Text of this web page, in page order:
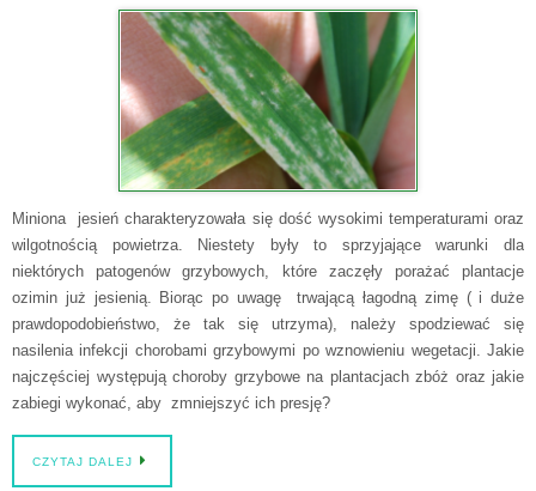
Miniona jesień charakteryzowała się dość wysokimi temperaturami oraz
wilgotnością powietrza. Niestety były to sprzyjające warunki dla
niektórych patogenów grzybowych, które zaczęły porażać plantacje
ozimin już jesienią. Biorąc po uwagę trwającą łagodną zimę ( i duże
prawdopodobieństwo, że tak się utrzyma), należy spodziewać się
nasilenia infekcji chorobami grzybowymi po wznowieniu wegetacji. Jakie
najczęściej występują choroby grzybowe na plantacjach zbóż oraz jakie
zabiegi wykonać, aby zmniejszyć ich presję?
CZYTAJ DALEJ